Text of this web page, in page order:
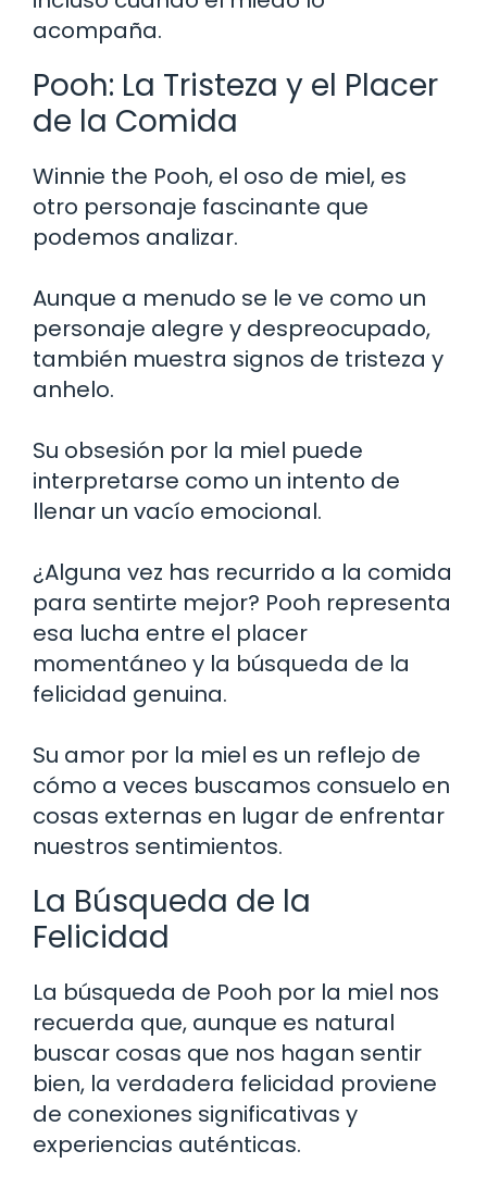
acompaña.
Pooh: La Tristeza y el Placer
de la Comida
Winnie the Pooh, el oso de miel, es
otro personaje fascinante que
podemos analizar.
Aunque a menudo se le ve como un
personaje alegre y despreocupado,
también muestra signos de tristeza y
anhelo.
Su obsesión por la miel puede
interpretarse como un intento de
llenar un vacío emocional.
¿Alguna vez has recurrido a la comida
para sentirte mejor? Pooh representa
esa lucha entre el placer
momentáneo y la búsqueda de la
felicidad genuina.
Su amor por la miel es un reflejo de
cómo a veces buscamos consuelo en
cosas externas en lugar de enfrentar
nuestros sentimientos.
La Búsqueda de la
Felicidad
La búsqueda de Pooh por la miel nos
recuerda que, aunque es natural
buscar cosas que nos hagan sentir
bien, la verdadera felicidad proviene
de conexiones significativas y
experiencias auténticas.